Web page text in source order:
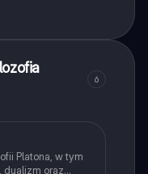
6
Platona, w tym
dualizm oraz